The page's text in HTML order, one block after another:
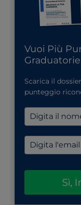
Vuoi Più
Graduatorie
Scarica il
punteggio
Sì,